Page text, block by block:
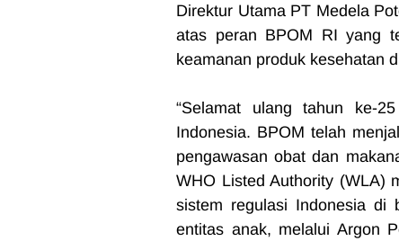
Direktur Utama PT Medela
atas peran BPOM RI yang
keamanan produk kesehatan
“Selamat ulang tahun ke-
Indonesia. BPOM telah
pengawasan obat dan
WHO Listed Authority (WLA)
sistem regulasi Indonesia di
entitas anak, melalui Argon